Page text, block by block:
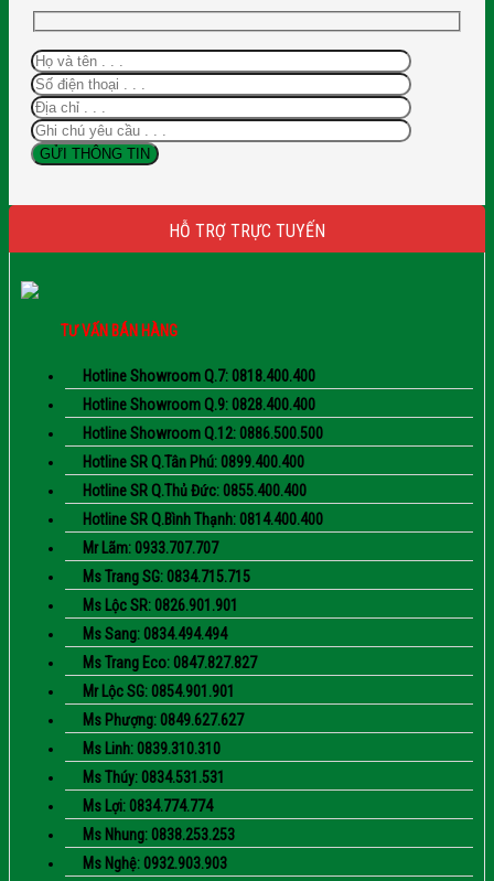
HỖ TRỢ TRỰC TUYẾN
TƯ VẤN BÁN HÀNG
Hotline Showroom Q.7: 0818.400.400
Hotline Showroom Q.9: 0828.400.400
Hotline Showroom Q.12: 0886.500.500
Hotline SR Q.Tân Phú: 0899.400.400
Hotline SR Q.Thủ Đức: 0855.400.400
Hotline SR Q.Bình Thạnh: 0814.400.400
Mr Lãm: 0933.707.707
Ms Trang SG: 0834.715.715
Ms Lộc SR: 0826.901.901
Ms Sang: 0834.494.494
Ms Trang Eco: 0847.827.827
Mr Lộc SG: 0854.901.901
Ms Phượng: 0849.627.627
Ms Linh: 0839.310.310
Ms Thúy: 0834.531.531
Ms Lợi: 0834.774.774
Ms Nhung: 0838.253.253
Ms Nghệ: 0932.903.903